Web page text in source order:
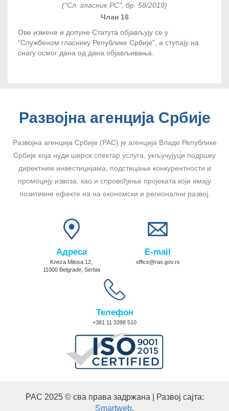
("Сл. гласник РС", бр. 58/2019)
Члан 16
Ове измене и допуне Статута објављују се у
"Службеном гласнику Републике Србије", а ступају на
снагу осмог дана од дана објављивања.
Развојна агенција Србије
Развојна агенција Србије (РАС) је агенција Владе Републике
Србије која нуди широк спектар услуга, укључујуц́и подршку
директним инвестицијама, подстицање конкурентности и
промоцију извоза, као и спровођење пројеката који имају
позитивне ефекте на на економски и регионални развој.
Адреса
Kneza Milosa 12,
11000 Belgrade, Serbia
E-mail
office@ras.gov.rs
Телефон
+381 11 3398 510
РАС 2025 © сва права задржана | Развој сајта:
Smartweb.